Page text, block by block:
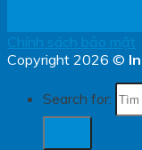
Chính sách bảo mật
Copyright 2026 ©
Search for: